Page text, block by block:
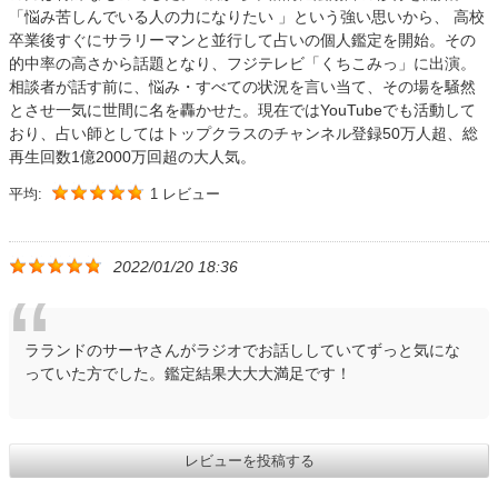
「悩み苦しんでいる人の力になりたい 」という強い思いから、 高校
卒業後すぐにサラリーマンと並行して占いの個人鑑定を開始。その
的中率の高さから話題となり、フジテレビ「くちこみっ」に出演。
相談者が話す前に、悩み・すべての状況を言い当て、その場を騒然
とさせ一気に世間に名を轟かせた。現在ではYouTubeでも活動して
おり、占い師としてはトップクラスのチャンネル登録50万人超、総
再生回数1億2000万回超の大人気。
平均: 1 レビュー
2022/01/20 18:36
ラランドのサーヤさんがラジオでお話ししていてずっと気にな
っていた方でした。鑑定結果大大大満足です！
レビューを投稿する